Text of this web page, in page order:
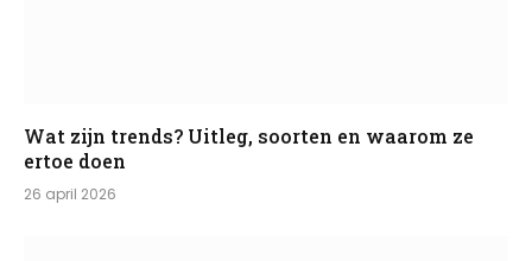
Wat zijn trends? Uitleg, soorten en waarom ze
ertoe doen
26 april 2026